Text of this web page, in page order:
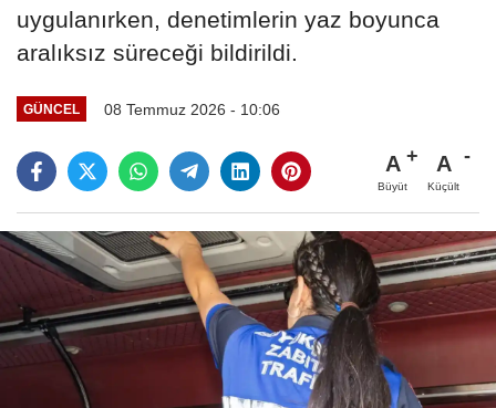
uygulanırken, denetimlerin yaz boyunca
aralıksız süreceği bildirildi.
GÜNCEL 08 Temmuz 2026 - 10:06
A
Büyüt
A
Küçült